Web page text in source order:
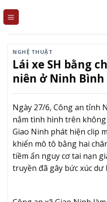
NGHỆ THUẬT
Lái xe SH bằng
niên ở Ninh
Ngày 27/6, Công an tỉnh
nắm tình hình trên
Giao Ninh phát hiện clip
khiển mô tô bằng hai
tiềm ẩn nguy cơ tai nạn
truyền đã gây bức xúc dư